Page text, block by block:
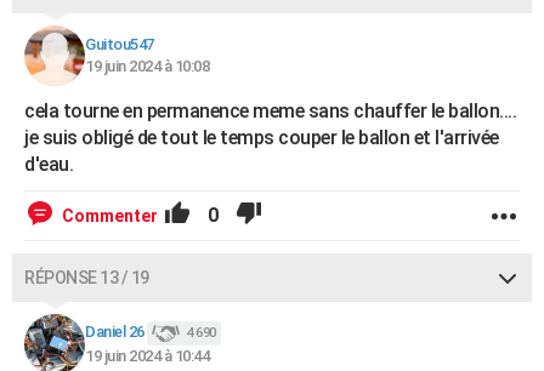
Guitou547
19 juin 2024 à 10:08
cela tourne en permanence meme sans chauffer le ballon....
je suis obligé de tout le temps couper le ballon et l'arrivée
d'eau.
Commenter 0
RÉPONSE 13 / 19
Daniel 26 4 690
19 juin 2024 à 10:44